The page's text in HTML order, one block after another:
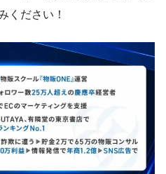
ください！